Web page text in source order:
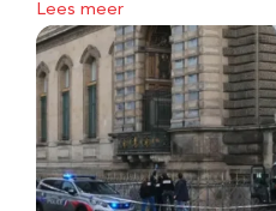
Lees meer